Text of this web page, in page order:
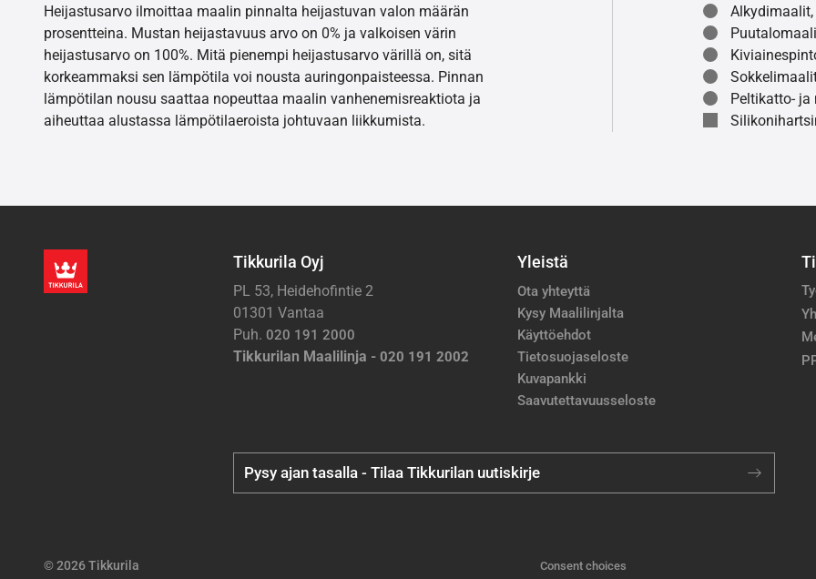
Heijastusarvo ilmoittaa maalin pinnalta heijastuvan valon määrän
prosentteina. Mustan heijastavuus arvo on 0% ja valkoisen värin
heijastusarvo on 100%. Mitä pienempi heijastusarvo värillä on, sitä
korkeammaksi sen lämpötila voi nousta auringonpaisteessa. Pinnan
lämpötilan nousu saattaa nopeuttaa maalin vanhenemisreaktiota ja
aiheuttaa alustassa lämpötilaeroista johtuvaan liikkumista.
Peltikatto-
Tikkurila Oyj
PL 53, Heidehofintie 2
01301 Vantaa
Puh. 020 191 2000
Tikkurilan Maalilinja - 020 191 2002
Yleistä
Ota yhteyttä
Kysy Maalilinjalta
Käyttöehdot
Tietosuojaseloste
Kuvapankki
Saavutettavuusseloste
Pysy ajan tasalla - Tilaa Tikkurilan uutiskirje
© 2026 Tikkurila Consent choices